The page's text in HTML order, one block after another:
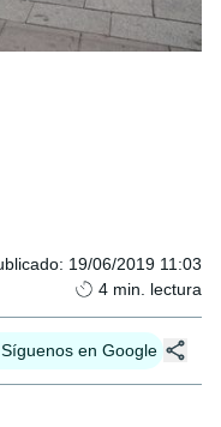
: 19/06/2019 11:03
4 min. lectura
Síguenos en Google